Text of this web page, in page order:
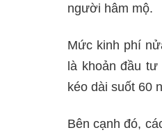
người hâm mộ.
Mức kinh phí
là khoản đầu
kéo dài suốt 60
Bên cạnh đó,